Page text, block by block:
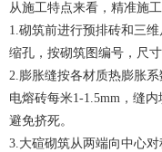
从施工特点来看，精准施
1.砌筑前进行预排砖和三
缩孔，按砌筑图编号，尺
2.膨胀缝按各材质热膨胀系
电熔砖每米1-1.5mm，缝
避免挤死。
3.大碹砌筑从两端向中心